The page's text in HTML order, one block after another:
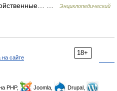
…
Энциклопедический
18+
на сайте
PHP, Joomla,
Drupal,